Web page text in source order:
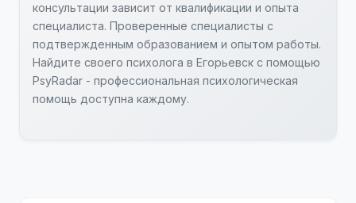
консультации зависит от квалификации и опыта
специалиста. Проверенные специалисты с
подтвержденным образованием и опытом работы.
Найдите своего психолога в Егорьевск с помощью
PsyRadar - профессиональная психологическая
помощь доступна каждому.